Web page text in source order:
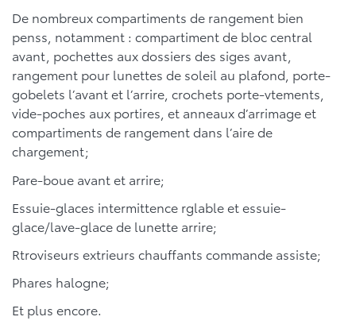
De nombreux compartiments de rangement bien
penss, notamment : compartiment de bloc central
avant, pochettes aux dossiers des siges avant,
rangement pour lunettes de soleil au plafond, porte-
gobelets l’avant et l’arrire, crochets porte-vtements,
vide-poches aux portires, et anneaux d’arrimage et
compartiments de rangement dans l’aire de
chargement;
Pare-boue avant et arrire;
Essuie-glaces intermittence rglable et essuie-
glace/lave-glace de lunette arrire;
Rtroviseurs extrieurs chauffants commande assiste;
Phares halogne;
Et plus encore.